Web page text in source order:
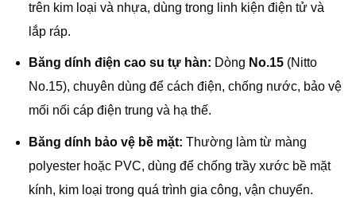
trên kim loại và nhựa, dùng trong linh kiện điện tử và
lắp ráp.
Băng dính điện cao su tự hàn: Dòng No.15(Nitto
No.15), chuyên dùng để cách điện, chống nước, bảo vệ
mối nối cáp điện trung và hạ thế.
Băng dính bảo vệ bề mặt: Thường làm từ màng
polyester hoặc PVC, dùng để chống trầy xước bề mặt
kính, kim loại trong quá trình gia công, vận chuyển.